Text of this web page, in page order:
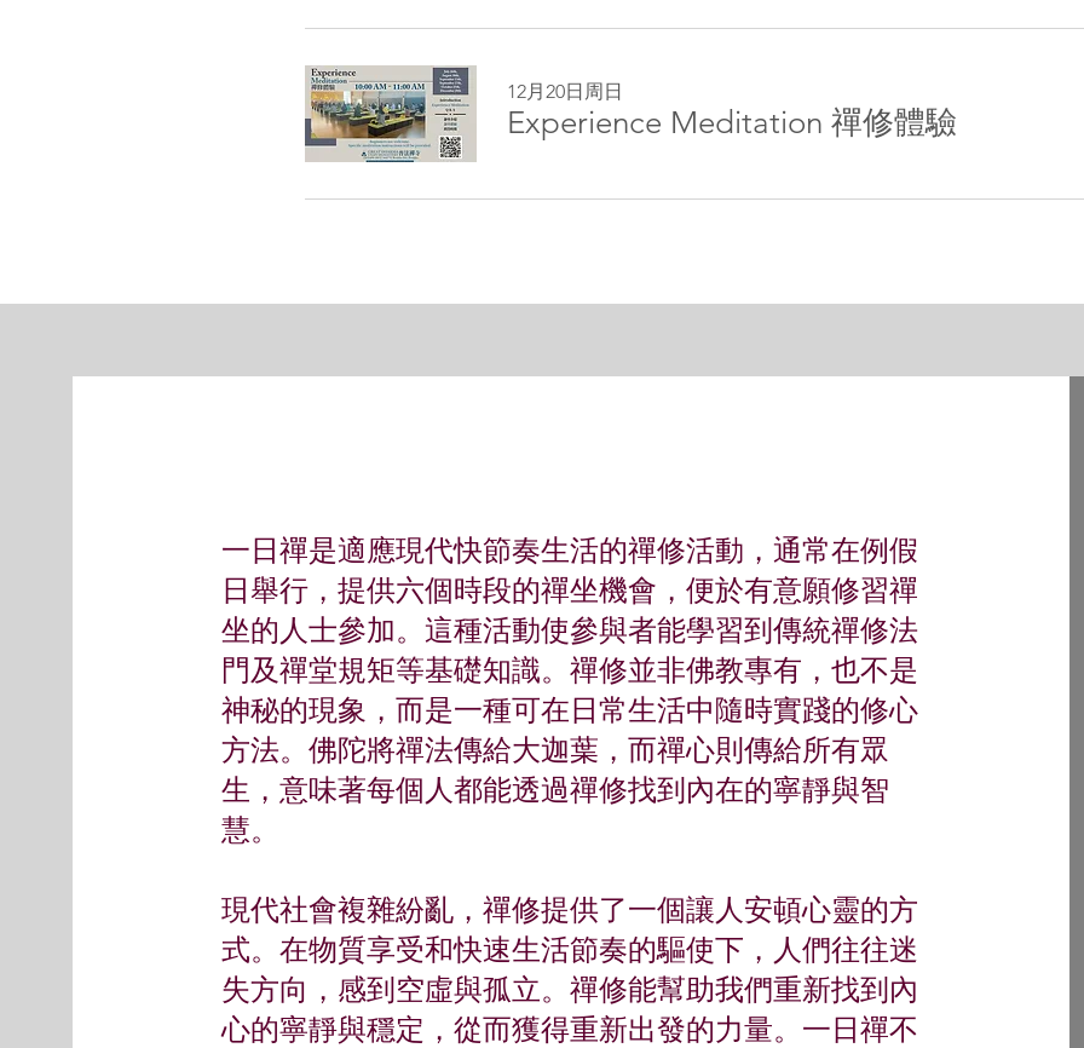
12月20日周日
Experience Meditation 禪修體驗
一日禪是適應現代快節奏生活的禪修活動，通常在例假
日舉行，提供六個時段的禪坐機會，便於有意願修習禪
坐的人士參加。這種活動使參與者能學習到傳統禪修法
門及禪堂規矩等基礎知識。禪修並非佛教專有，也不是
神秘的現象，而是一種可在日常生活中隨時實踐的修心
方法。佛陀將禪法傳給大迦葉，而禪心則傳給所有眾
生，意味著每個人都能透過禪修找到內在的寧靜與智
慧。
現代社會複雜紛亂，禪修提供了一個讓人安頓心靈的方
式。在物質享受和快速生活節奏的驅使下，人們往往迷
失方向，感到空虛與孤立。禪修能幫助我們重新找到內
心的寧靜與穩定，從而獲得重新出發的力量。一日禪不